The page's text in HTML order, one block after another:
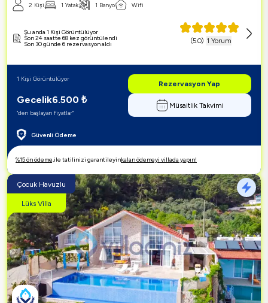
2 Kişi 1 Yatak 1 Banyo Wifi
(5.0) 1 Yorum
Şu anda 1 Kişi Görüntülüyor
Son 24 saatte 68 kez görüntülendi
Son 30 günde 6 rezervasyon aldı
Güvenli Ödeme
Gecelik6.500 ₺
"den başlayan fiyatlar"
1 Kişi Görüntülüyor
Rezervasyon Yap
Müsaitlik Takvimi
%15 ön ödeme,ile tatilinizi garantileyinkalan ödemeyi villada yapın!
Çocuk Havuzlu
Lüks Villa